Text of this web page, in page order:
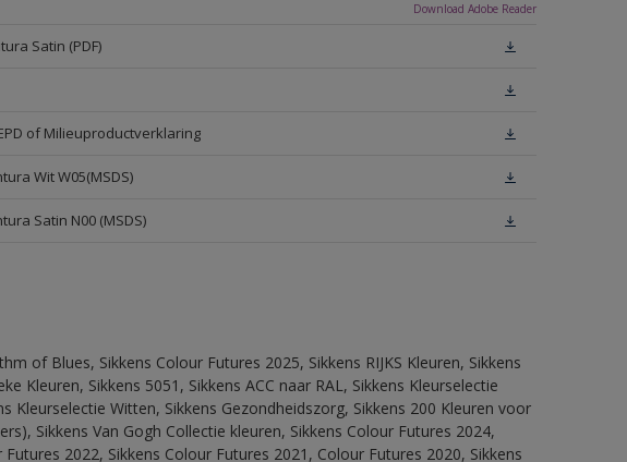
Download Adobe Reader
Satin (PDF)
of Milieuproductverklaring
Wit W05(MSDS)
Satin N00 (MSDS)
of Blues, Sikkens Colour Futures 2025, Sikkens RIJKS Kleuren, Sikkens
Kleuren, Sikkens 5051, Sikkens ACC naar RAL, Sikkens Kleurselectie
Kleurselectie Witten, Sikkens Gezondheidszorg, Sikkens 200 Kleuren voor
Sikkens Van Gogh Collectie kleuren, Sikkens Colour Futures 2024,
2022, Sikkens Colour Futures 2021, Colour Futures 2020, Sikkens